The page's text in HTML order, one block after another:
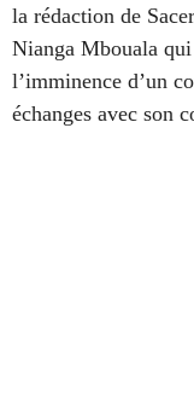
la rédaction de
Nianga Mbouala
l’imminence d’un
échanges avec son